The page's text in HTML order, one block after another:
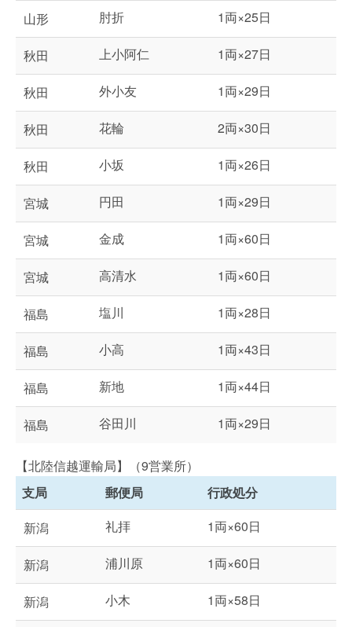
山形 肘折 1両×25日
秋田 上小阿仁 1両×27日
秋田 外小友 1両×29日
秋田 花輪 2両×30日
秋田 小坂 1両×26日
宮城 円田 1両×29日
宮城 金成 1両×60日
宮城 高清水 1両×60日
福島 塩川 1両×28日
福島 小高 1両×43日
福島 新地 1両×44日
福島 谷田川 1両×29日
【北陸信越運輸局】（9営業所）
支局
郵便局
行政処分
新潟
礼拝 1両×60日
新潟 浦川原 1両×60日
新潟 小木 1両×58日